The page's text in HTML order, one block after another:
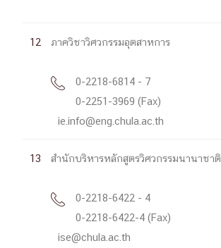
12 ภาควิชาวิศวกรรมอุตสาหการ

0-2218-6814 - 7
0-2251-3969 (Fax)
ie.info@eng.chula.ac.th
13 สำนักบริหารหลักสูตรวิศวกรรมนานาชาติ

0-2218-6422 - 4
0-2218-6422-4 (Fax)
ise@chula.ac.th